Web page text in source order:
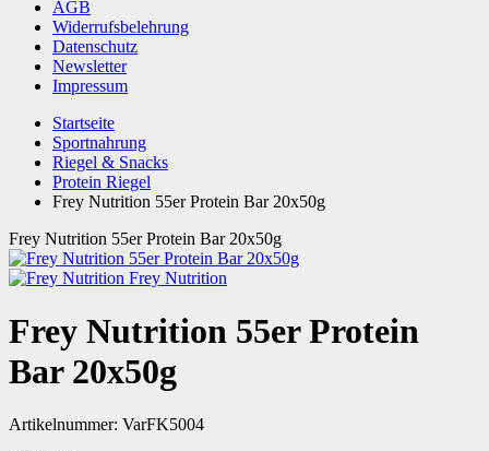
AGB
Widerrufsbelehrung
Datenschutz
Newsletter
Impressum
Startseite
Sportnahrung
Riegel & Snacks
Protein Riegel
Frey Nutrition 55er Protein Bar 20x50g
Frey Nutrition 55er Protein Bar 20x50g
Frey Nutrition
Frey Nutrition 55er Protein
Bar 20x50g
Artikelnummer: VarFK5004